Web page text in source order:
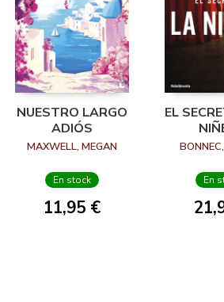
NUESTRO LARGO
ADIÓS
MAXWELL, MEGAN
En stock
11,95 €
EL
En